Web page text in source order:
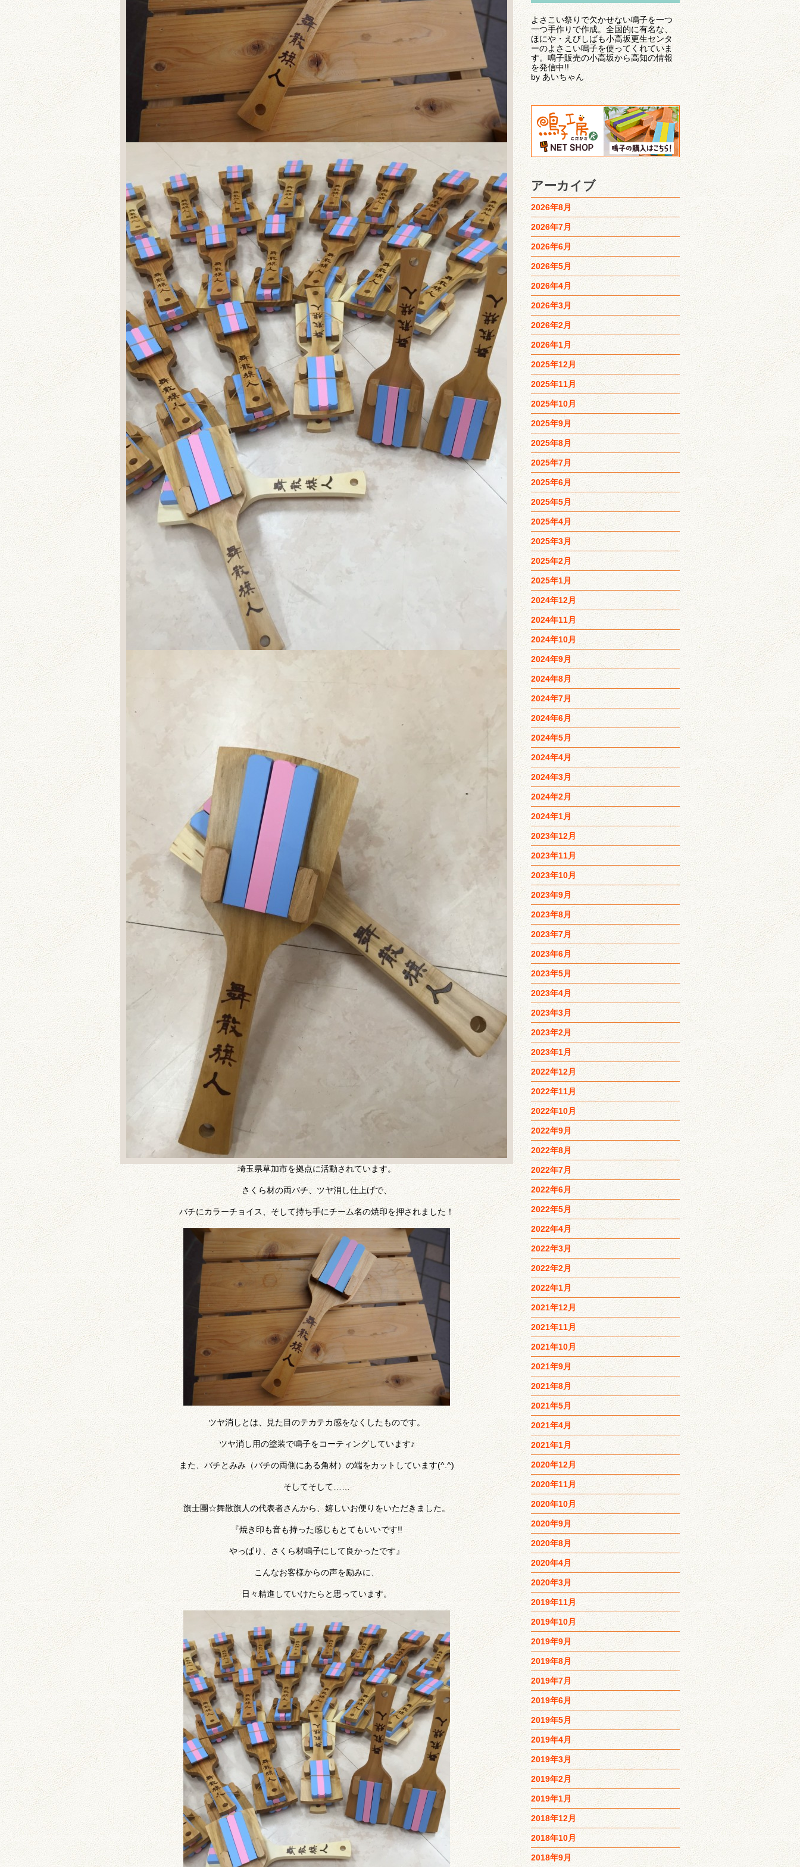
埼玉県草加市を拠点に活動されています。
さくら材の両バチ、ツヤ消し仕上げで、
バチにカラーチョイス、そして持ち手にチーム名の焼印を押されました！
ツヤ消しとは、見た目のテカテカ感をなくしたものです。
ツヤ消し用の塗装で鳴子をコーティングしています♪
また、バチとみみ（バチの両側にある角材）の端をカットしています(^.^)
そしてそして……
旗士團☆舞散旗人の代表者さんから、嬉しいお便りをいただきました。
『焼き印も音も持った感じもとてもいいです!!
やっぱり、さくら材鳴子にして良かったです』
こんなお客様からの声を励みに、
日々精進していけたらと思っています。
よさこい祭りで欠かせない鳴子を一つ
一つ手作りで作成。全国的に有名な、
ほにや・えびしばも小高坂更生センタ
ーのよさこい鳴子を使ってくれていま
す。鳴子販売の小高坂から高知の情報
を発信中!!
by あいちゃん
アーカイブ
2026年8月
2026年7月
2026年6月
2026年5月
2026年4月
2026年3月
2026年2月
2026年1月
2025年12月
2025年11月
2025年10月
2025年9月
2025年8月
2025年7月
2025年6月
2025年5月
2025年4月
2025年3月
2025年2月
2025年1月
2024年12月
2024年11月
2024年10月
2024年9月
2024年8月
2024年7月
2024年6月
2024年5月
2024年4月
2024年3月
2024年2月
2024年1月
2023年12月
2023年11月
2023年10月
2023年9月
2023年8月
2023年7月
2023年6月
2023年5月
2023年4月
2023年3月
2023年2月
2023年1月
2022年12月
2022年11月
2022年10月
2022年9月
2022年8月
2022年7月
2022年6月
2022年5月
2022年4月
2022年3月
2022年2月
2022年1月
2021年12月
2021年11月
2021年10月
2021年9月
2021年8月
2021年5月
2021年4月
2021年1月
2020年12月
2020年11月
2020年10月
2020年9月
2020年8月
2020年4月
2020年3月
2019年11月
2019年10月
2019年9月
2019年8月
2019年7月
2019年6月
2019年5月
2019年4月
2019年3月
2019年2月
2019年1月
2018年12月
2018年10月
2018年9月